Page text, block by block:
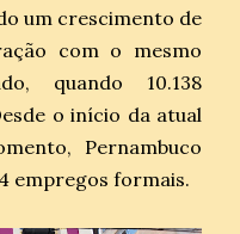
um crescimento de
com o mesmo
quando 10.138
o início da atual
Pernambuco
empregos formais.